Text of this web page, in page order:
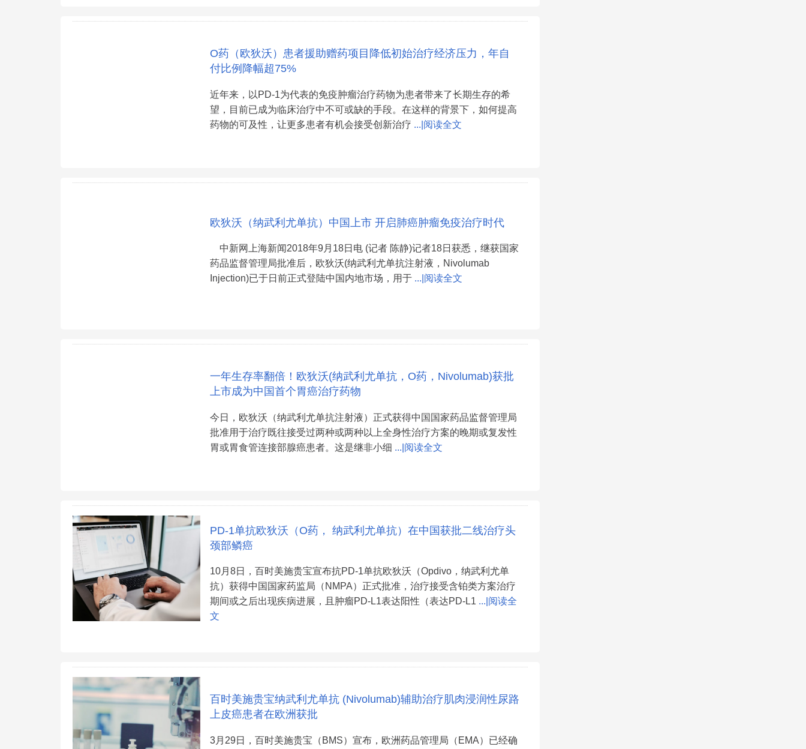
O药（欧狄沃）患者援助赠药项目降低初始治疗经济压力，年自
付比例降幅超75%
近年来，以PD-1为代表的免疫肿瘤治疗药物为患者带来了长期生存的希
望，目前已成为临床治疗中不可或缺的手段。在这样的背景下，如何提高
药物的可及性，让更多患者有机会接受创新治疗 ...|阅读全文
欧狄沃（纳武利尤单抗）中国上市 开启肺癌肿瘤免疫治疗时代
中新网上海新闻2018年9月18日电 (记者 陈静)记者18日获悉，继获国家
药品监督管理局批准后，欧狄沃(纳武利尤单抗注射液，Nivolumab
Injection)已于日前正式登陆中国内地市场，用于 ...|阅读全文
一年生存率翻倍！欧狄沃(纳武利尤单抗，O药，Nivolumab)获批
上市成为中国首个胃癌治疗药物
今日，欧狄沃（纳武利尤单抗注射液）正式获得中国国家药品监督管理局
批准用于治疗既往接受过两种或两种以上全身性治疗方案的晚期或复发性
胃或胃食管连接部腺癌患者。这是继非小细 ...|阅读全文
PD-1单抗欧狄沃（O药， 纳武利尤单抗）在中国获批二线治疗头
颈部鳞癌
10月8日，百时美施贵宝宣布抗PD-1单抗欧狄沃（Opdivo，纳武利尤单
抗）获得中国国家药监局（NMPA）正式批准，治疗接受含铂类方案治疗
期间或之后出现疾病进展，且肿瘤PD-L1表达阳性（表达PD-L1 ...|阅读全
文
百时美施贵宝纳武利尤单抗 (Nivolumab)辅助治疗肌肉浸润性尿路
上皮癌患者在欧洲获批
3月29日，百时美施贵宝（BMS）宣布，欧洲药品管理局（EMA）已经确